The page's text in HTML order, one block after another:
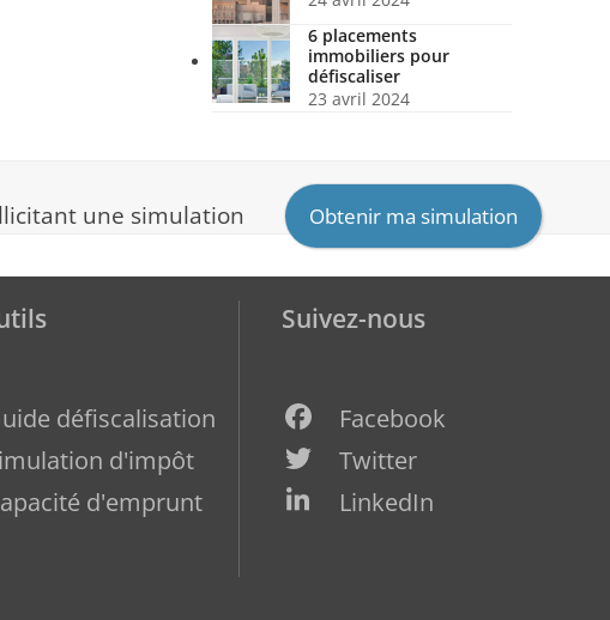
6 placements
immobiliers pour
défiscaliser
23 avril 2024
une simulation
Obtenir ma simulation
défiscalisation
d'impôt
d'emprunt
Suivez-nous
Facebook
Twitter
LinkedIn